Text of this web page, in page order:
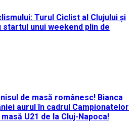
Turul Ciclist al Clujului și
unui weekend plin de
de masă românesc! Bianca
aurul în cadrul Campionatelor
U21 de la Cluj-Napoca!